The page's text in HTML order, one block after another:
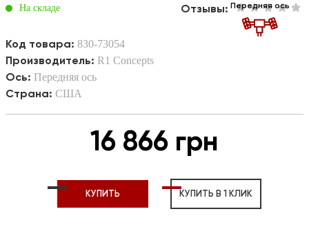
Передняя ось
На складе Отзывы:
Код товара: 830-73054
Производитель: R1 Concepts
Ось: Передняя ось
Страна: США
16 866 грн
КУПИТЬ КУПИТЬ В 1 КЛИК